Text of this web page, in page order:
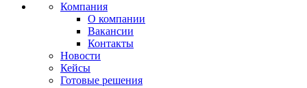
Компания
О компании
Вакансии
Контакты
Новости
Кейсы
Готовые решения